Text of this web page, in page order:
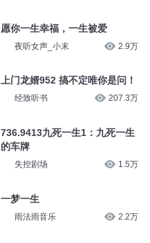
愿你一生幸福，一生被爱
夜听女声_小末 2.9万
上门龙婿952 搞不定唯你是问！
经致听书 207.3万
736.9413九死一生1：九死一生
的车牌
失控剧场 1.5万
一梦一生
雨法雨音乐 2.2万